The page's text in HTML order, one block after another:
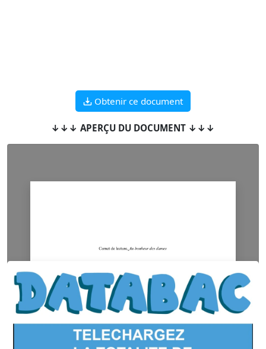
Obtenir ce document
↓↓↓ APERÇU DU DOCUMENT ↓↓↓